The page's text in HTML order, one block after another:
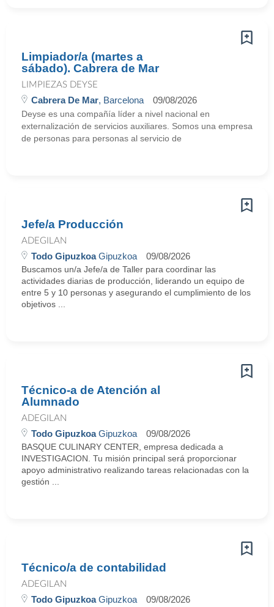
Limpiador/a (martes a
sábado). Cabrera de Mar
LIMPIEZAS DEYSE
Cabrera De Mar, Barcelona 09/08/2026
Deyse es una compañía líder a nivel nacional en
externalización de servicios auxiliares. Somos una empresa
de personas para personas al servicio de
Jefe/a Producción
ADEGILAN
Todo GipuzkoaGipuzkoa 09/08/2026
Buscamos un/a Jefe/a de Taller para coordinar las
actividades diarias de producción, liderando un equipo de
entre 5 y 10 personas y asegurando el cumplimiento de los
objetivos ...
Técnico-a de Atención al
Alumnado
ADEGILAN
Todo GipuzkoaGipuzkoa 09/08/2026
BASQUE CULINARY CENTER, empresa dedicada a
INVESTIGACION. Tu misión principal será proporcionar
apoyo administrativo realizando tareas relacionadas con la
gestión ...
Técnico/a de contabilidad
ADEGILAN
Todo GipuzkoaGipuzkoa 09/08/2026